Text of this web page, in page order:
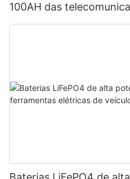
100AH ​​das